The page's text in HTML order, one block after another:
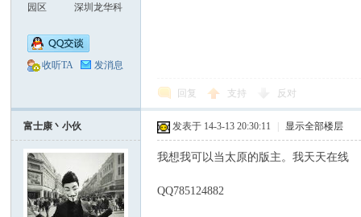
市 宝安区 龙
园区
深圳龙华科
收听TA 发消息
回复 支持 反对
富士康丶小伙 发表于 14-3-13 20:30:11 显示全部楼层
我想我可以当太原的版主。我天天在线
QQ785124882